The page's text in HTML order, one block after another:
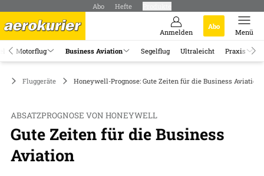
Abo Hefte
Anmelden
Abo
Menü
Motorflug Business Aviation Segelflug Ultraleicht Praxis
Fluggeräte Honeywell-Prognose: Gute Zeiten für die Business Aviation
ABSATZPROGNOSE VON HONEYWELL
Gute Zeiten für die Business
Aviation